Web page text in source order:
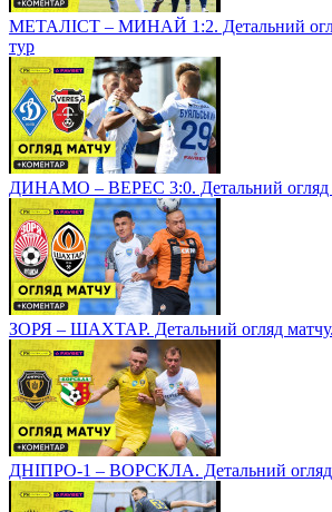
МЕТАЛІСТ – МИНАЙ 1:2. Детальний
тур
ДИНАМО – ВЕРЕС 3:0. Детальний огляд
ЗОРЯ – ШАХТАР. Детальний огляд
ДНІПРО-1 – ВОРСКЛА. Детальний